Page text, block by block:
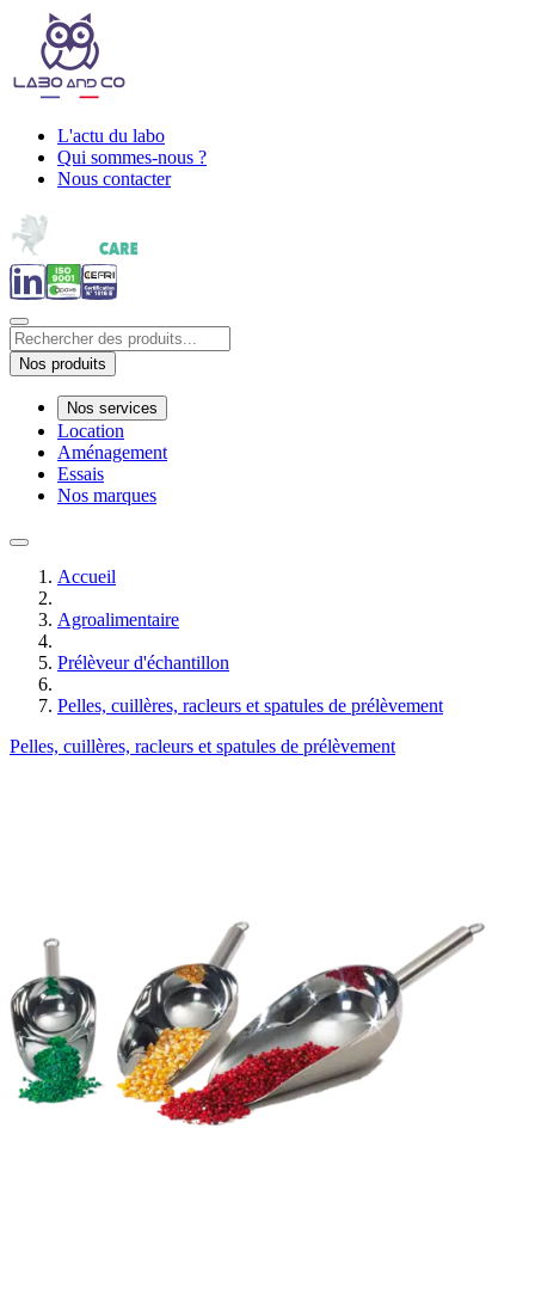
L'actu du labo
Qui sommes-nous ?
Nous contacter
Nos produits
Nos services
Location
Aménagement
Essais
Nos marques
Accueil
Agroalimentaire
Prélèveur d'échantillon
Pelles, cuillères, racleurs et spatules de prélèvement
Pelles, cuillères, racleurs et spatules de prélèvement